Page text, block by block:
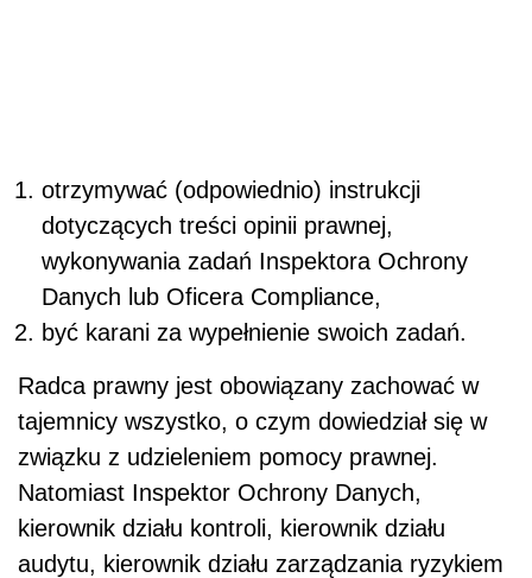
otrzymywać (odpowiednio) instrukcji
dotyczących treści opinii prawnej,
wykonywania zadań Inspektora Ochrony
Danych lub Oficera Compliance,
być karani za wypełnienie swoich zadań.
Radca prawny jest obowiązany zachować w
tajemnicy wszystko, o czym dowiedział się w
związku z udzieleniem pomocy prawnej.
Natomiast Inspektor Ochrony Danych,
kierownik działu kontroli, kierownik działu
audytu, kierownik działu zarządzania ryzykiem